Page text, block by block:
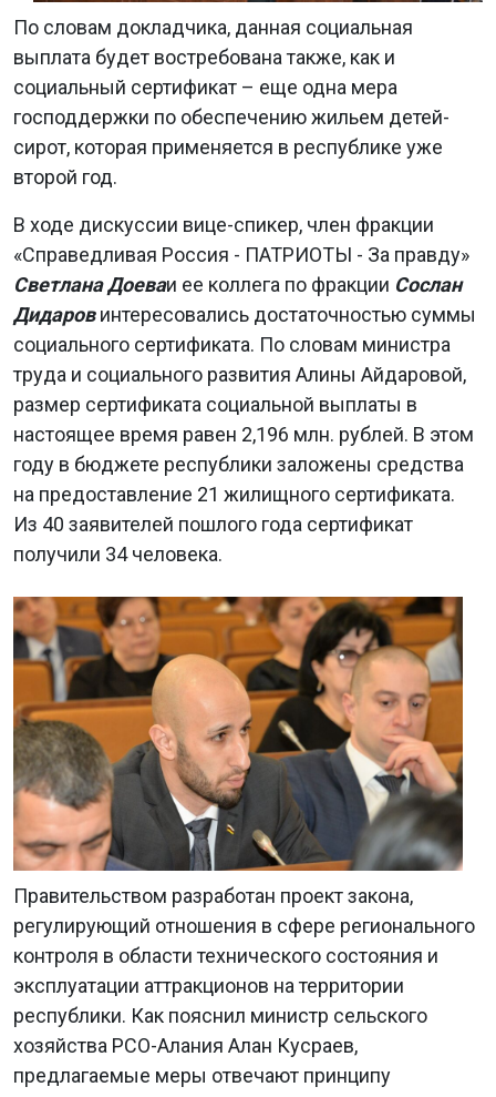
По словам докладчика, данная социальная
выплата будет востребована также, как и
социальный сертификат – еще одна мера
господдержки по обеспечению жильем детей-
сирот, которая применяется в республике уже
второй год.
В ходе дискуссии вице-спикер, член фракции
«Справедливая Россия - ПАТРИОТЫ - За правду»
Светлана Доеваи ее коллега по фракции Сослан
Дидаровинтересовались достаточностью суммы
социального сертификата. По словам министра
труда и социального развития Алины Айдаровой,
размер сертификата социальной выплаты в
настоящее время равен 2,196 млн. рублей. В этом
году в бюджете республики заложены средства
на предоставление 21 жилищного сертификата.
Из 40 заявителей пошлого года сертификат
получили 34 человека.
Правительством разработан проект закона,
регулирующий отношения в сфере регионального
контроля в области технического состояния и
эксплуатации аттракционов на территории
республики. Как пояснил министр сельского
хозяйства РСО-Алания Алан Кусраев,
предлагаемые меры отвечают принципу